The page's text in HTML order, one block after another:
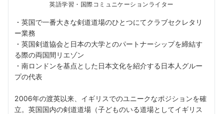
英語学習・国際コミュニケーションライター
・英国で一番大きな剣道道場のひとつにてクラブセクレタリ
ー業務
・英国剣道協会と日本の大学とのパートナーシップを締結す
る際の両国間リエゾン
・南ロンドンを基点とした日本文化を紹介する日本人グルー
プの代表
2006年の渡英以来、イギリスでのユニークなポジションを確
立。英国国内の剣道道場（子どものいる道場としてイギリス